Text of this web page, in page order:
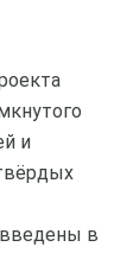
и
в